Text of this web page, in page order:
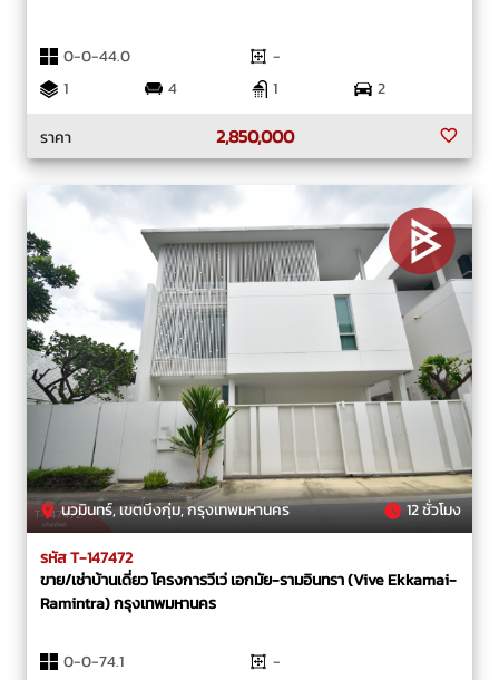
0-0-44.0
-
1
4 1
2
ราคา
2,850,000
นวมินทร์, เขตบึงกุ่ม, กรุงเทพมหานคร 12 ชั่วโมง
รหัส T-147472
ขาย/เช่าบ้านเดี่ยว โครงการวีเว่ เอกมัย-รามอินทรา (Vive Ekkamai-
Ramintra) กรุงเทพมหานคร
0-0-74.1
-